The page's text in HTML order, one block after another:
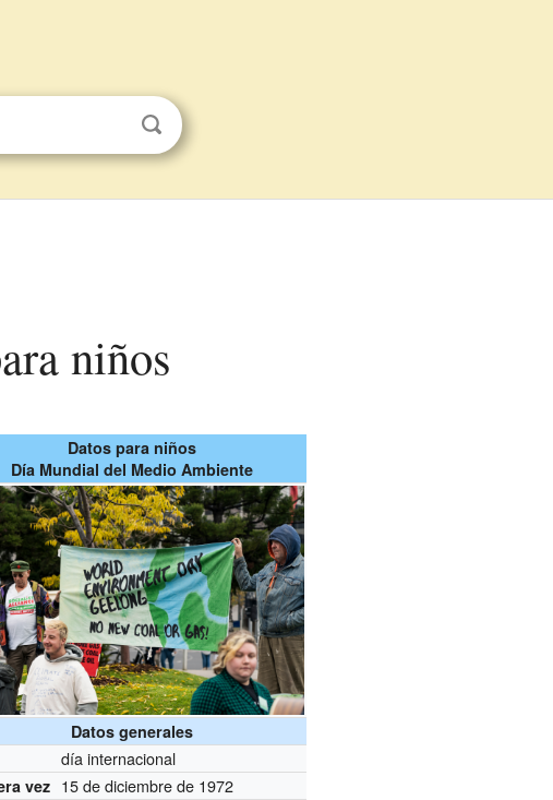
niños
Datos para niños
Día Mundial del Medio Ambiente
Datos generales
día internacional
vez 15 de diciembre de 1972